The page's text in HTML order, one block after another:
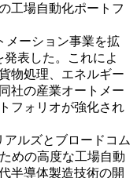
工場自動化ポートフ
メーション事業を拡
表した。これによ
物処理、エネルギー
社の産業オートメー
フォリオが強化され
アルズとブロードコム
めの高度な工場自動
半導体製造技術の開